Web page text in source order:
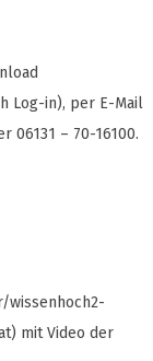
Log-in), per E-Mail
06131 – 70-16100.
mit Video der